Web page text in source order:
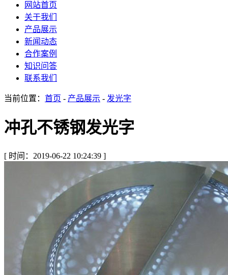
网站首页
关于我们
产品展示
新闻动态
合作案例
知识问答
联系我们
当前位置： 首页 - 产品展示 - 发光字
冲孔不锈钢发光字
[ 时间：2019-06-22 10:24:39 ]